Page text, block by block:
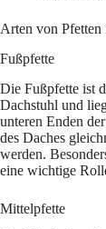
Arten von Pfetten
Fußpfette
Die Fußpfette ist
Dachstuhl und
unteren Enden
des Daches
werden.
eine wichtige
Mittelpfette